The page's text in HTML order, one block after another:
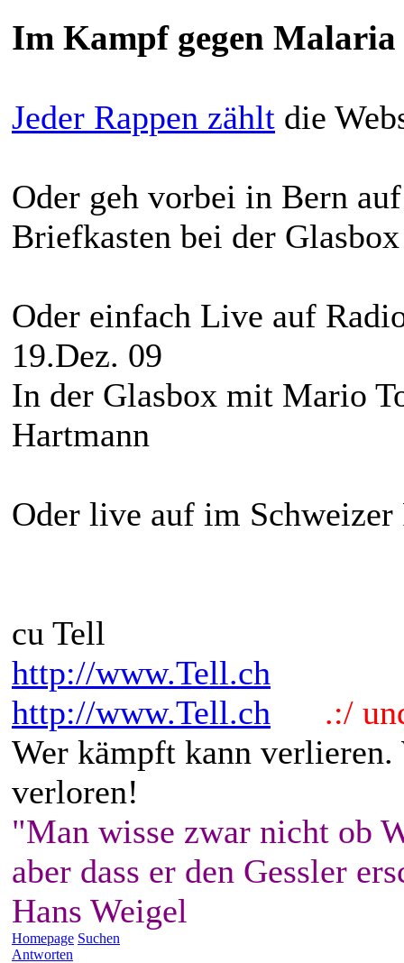
Im Kampf gegen Malaria
Jeder Rappen zählt die
Oder geh vorbei in Bern
Briefkasten bei der
Oder einfach Live auf
19.Dez. 09
In der Glasbox mit Mario
Hartmann
Oder live auf im Schweizer
cu Tell
http://www.Tell.ch
http://www.Tell.ch
.:/
Wer kämpft kann
verloren!
"Man wisse zwar nicht ob
aber dass er den Gessler
Hans Weigel
Homepage Suchen
Antworten